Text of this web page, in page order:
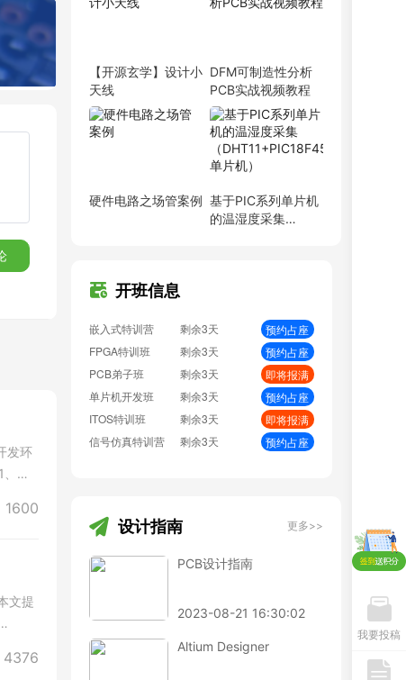
发环
硬
1600
文提
4376
【开源玄学】设计小
天线
DFM可制造性分析
PCB实战视频教程
硬件电路之场管案例 基于PIC系列单片机
的温湿度采集
开班信息
数字IC设计班
剩余3天
即将报满
硬件开发班
剩余3天
即将报满
PCB特训营
剩余3天
射频基础班
剩余3天
即将报满
剩余3天
预约占座
剩余3天
嵌入式特训营
剩余3天
预约占座
剩余3天
预约占座
ITOS特训班
数字IC设计班
剩余3天
即将报满
硬件弟子班
剩余3天
即将报满
PCB线下班
剩余3天
即将报满
硬件开发班
剩余3天
即将报满
PCB特训营
剩余3天
预约占座
射频基础班
剩余3天
即将报满
设计指南 更多>>
PCB设计指南
2023-08-21 16:30:02
Altium Designer
我要投稿